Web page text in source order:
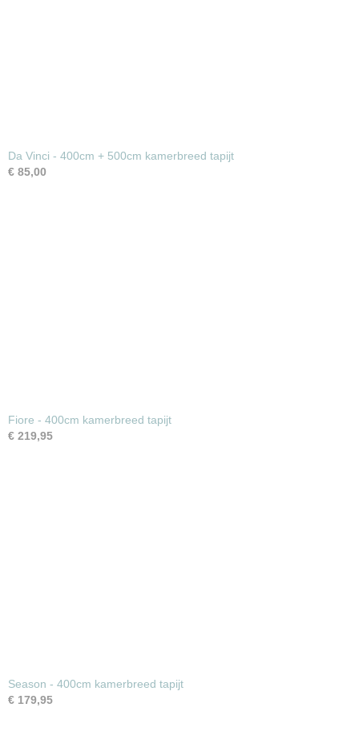
Da Vinci - 400cm + 500cm kamerbreed tapijt
€ 85,00
Fiore - 400cm kamerbreed tapijt
€ 219,95
Season - 400cm kamerbreed tapijt
€ 179,95